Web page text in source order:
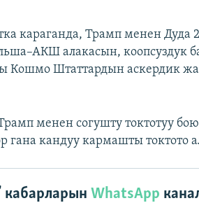
караганда, Трамп менен Дуда
алакасын, коопсуздук
Кошмо Штаттардын аскердик
менен согушту токтотуу
гана кандуу кармашты токтото
кабарларынWhatsApp